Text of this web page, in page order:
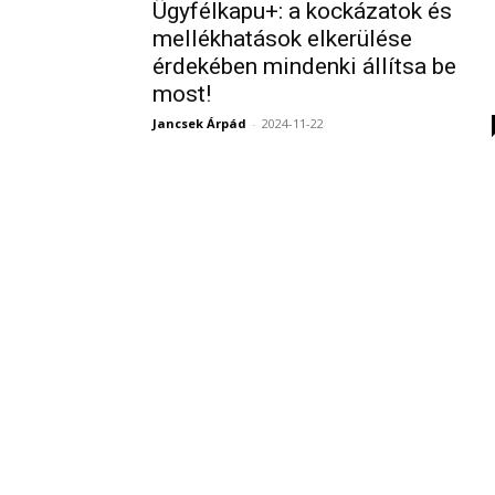
Ügyfélkapu+: a kockázatok és
mellékhatások elkerülése
érdekében mindenki állítsa be
most!
Jancsek Árpád - 2024-11-22